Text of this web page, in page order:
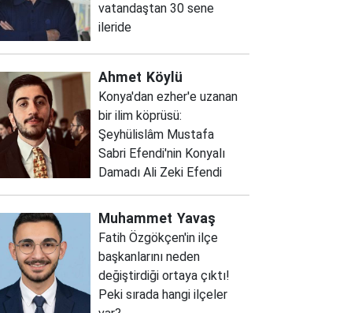
vatandaştan 30 sene
ileride
Ahmet Köylü
Konya'dan ezher'e uzanan
bir ilim köprüsü:
Şeyhülislâm Mustafa
Sabri Efendi'nin Konyalı
Damadı Ali Zeki Efendi
Muhammet Yavaş
Fatih Özgökçen'in ilçe
başkanlarını neden
değiştirdiği ortaya çıktı!
Peki sırada hangi ilçeler